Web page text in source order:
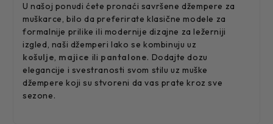
U našoj ponudi ćete pronaći savršene džempere za
muškarce, bilo da preferirate klasične modele za
formalnije prilike ili modernije dizajne za ležerniji
izgled, naši džemperi lako se kombinuju uz
košulje, majice ili pantalone. Dodajte dozu
elegancije i svestranosti svom stilu uz muške
džempere koji su stvoreni da vas prate kroz sve
sezone.